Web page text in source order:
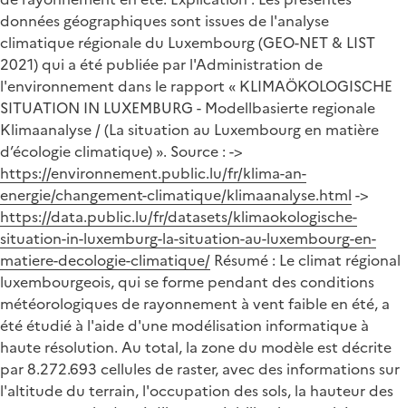
données géographiques sont issues de l'analyse
climatique régionale du Luxembourg (GEO-NET & LIST
2021) qui a été publiée par l'Administration de
l'environnement dans le rapport « KLIMAÖKOLOGISCHE
SITUATION IN LUXEMBURG - Modellbasierte regionale
Klimaanalyse / (La situation au Luxembourg en matière
d’écologie climatique) ». Source : ->
https://environnement.public.lu/fr/klima-an-
energie/changement-climatique/klimaanalyse.html ->
https://data.public.lu/fr/datasets/klimaokologische-
situation-in-luxemburg-la-situation-au-luxembourg-en-
matiere-decologie-climatique/ Résumé : Le climat régional
luxembourgeois, qui se forme pendant des conditions
météorologiques de rayonnement à vent faible en été, a
été étudié à l'aide d'une modélisation informatique à
haute résolution. Au total, la zone du modèle est décrite
par 8.272.693 cellules de raster, avec des informations sur
l'altitude du terrain, l'occupation des sols, la hauteur des